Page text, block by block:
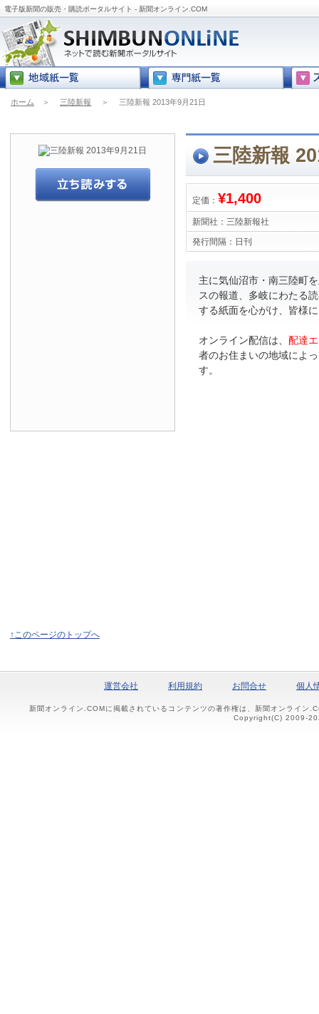
電子版新聞の販売・購読ポータルサイト - 新聞オンライン.COM
ホーム ＞ 三陸新報 ＞ 三陸新報 2013年9月21日
三陸新報
定価： ¥1,400
新聞社： 三陸新報社
発行間隔： 日刊
主に気仙沼市・南三陸町
スの報道、多岐にわたる
する紙面を心がけ、皆様
オンライン配信は、 配達
者のお住まいの地域によ
す。
↑このページのトップへ
運営会社 利用規約 お問合せ 個人
新聞オンライン.COMに掲載されているコンテンツの著作権は、新聞オンライン
Copyright(C) 2009-